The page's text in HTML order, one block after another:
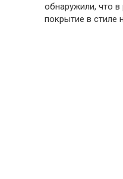
обнаружили, что в
покрытие в стиле